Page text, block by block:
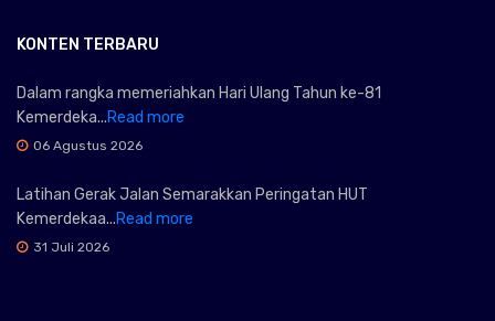
KONTEN TERBARU
Dalam rangka memeriahkan Hari Ulang Tahun ke-81
Kemerdeka...Read more
06 Agustus 2026
Latihan Gerak Jalan Semarakkan Peringatan HUT
Kemerdekaa...Read more
31 Juli 2026